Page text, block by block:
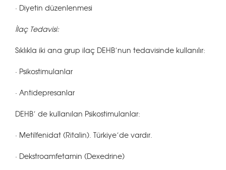
· Diyetin düzenlenmesi
İlaç Tedavisi:
Sıklıkla iki ana grup ilaç DEHB’nun tedavisinde kullanılır:
· Psikostimulanlar
· Antidepresanlar
DEHB’ de kullanılan Psikostimulanlar:
· Metilfenidat (Ritalin). Türkiye’de vardır.
· Dekstroamfetamin (Dexedrine)